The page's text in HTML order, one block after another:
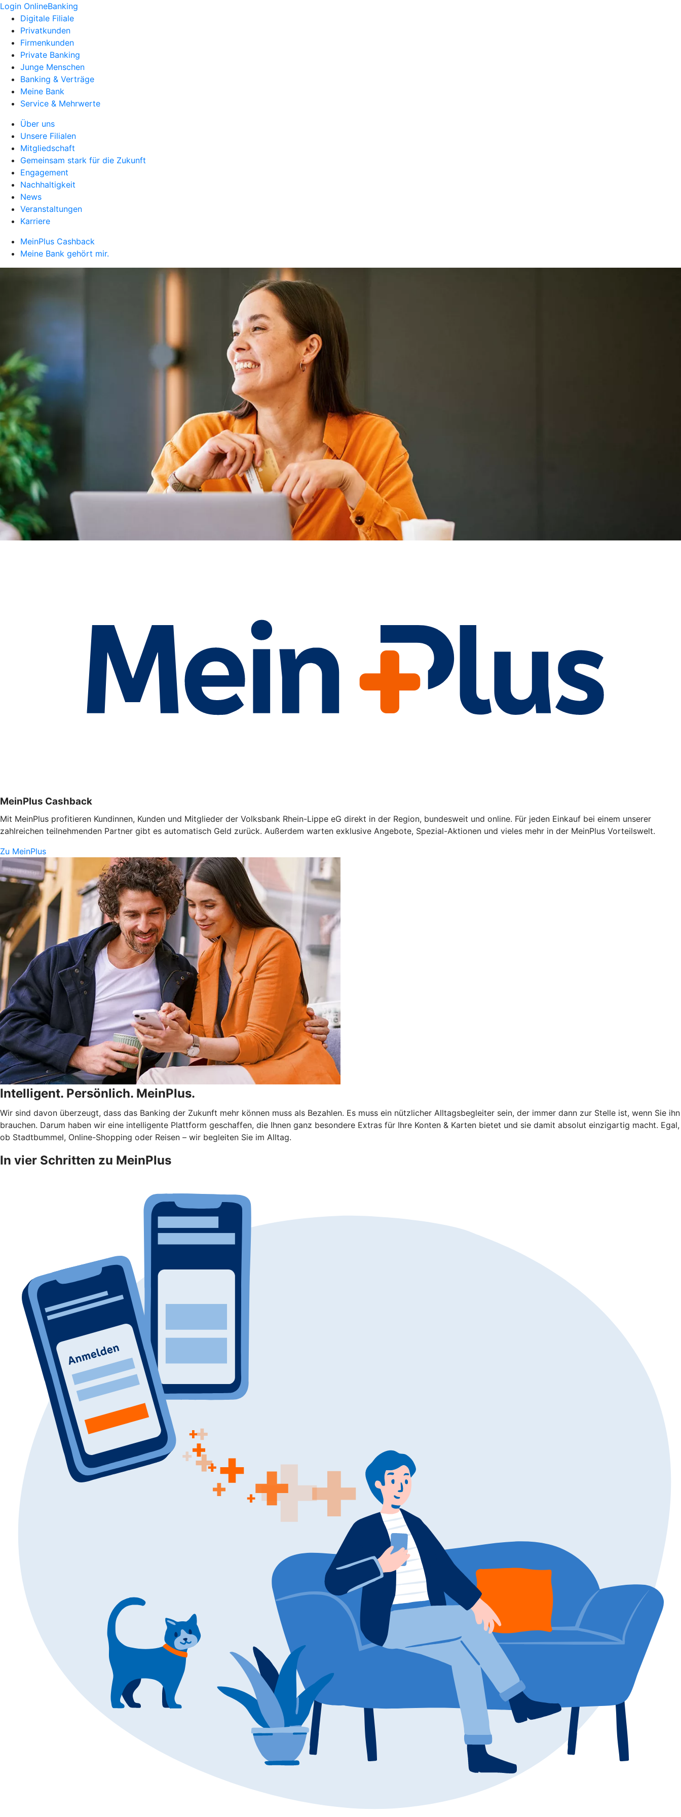
Login OnlineBanking
Digitale Filiale
Privatkunden
Firmenkunden
Private Banking
Junge Menschen
Banking & Verträge
Meine Bank
Service & Mehrwerte
Über uns
Unsere Filialen
Mitgliedschaft
Gemeinsam stark für die Zukunft
Engagement
Nachhaltigkeit
News
Veranstaltungen
Karriere
MeinPlus Cashback
Meine Bank gehört mir.
MeinPlus Cashback
Mit MeinPlus profitieren Kundinnen, Kunden und Mitglieder der Volksbank Rhein-Lippe eG direkt in der Region, bundesweit und online. Für jeden Einkauf bei einem unserer
zahlreichen teilnehmenden Partner gibt es automatisch Geld zurück. Außerdem warten exklusive Angebote, Spezial-Aktionen und vieles mehr in der MeinPlus Vorteilswelt.
Zu MeinPlus
Intelligent. Persönlich. MeinPlus.
Wir sind davon überzeugt, dass das Banking der Zukunft mehr können muss als Bezahlen. Es muss ein nützlicher Alltagsbegleiter sein, der immer dann zur Stelle ist, wenn Sie ihn
brauchen. Darum haben wir eine intelligente Plattform geschaffen, die Ihnen ganz besondere Extras für Ihre Konten & Karten bietet und sie damit absolut einzigartig macht. Egal,
ob Stadtbummel, Online-Shopping oder Reisen – wir begleiten Sie im Alltag.
In vier Schritten zu MeinPlus